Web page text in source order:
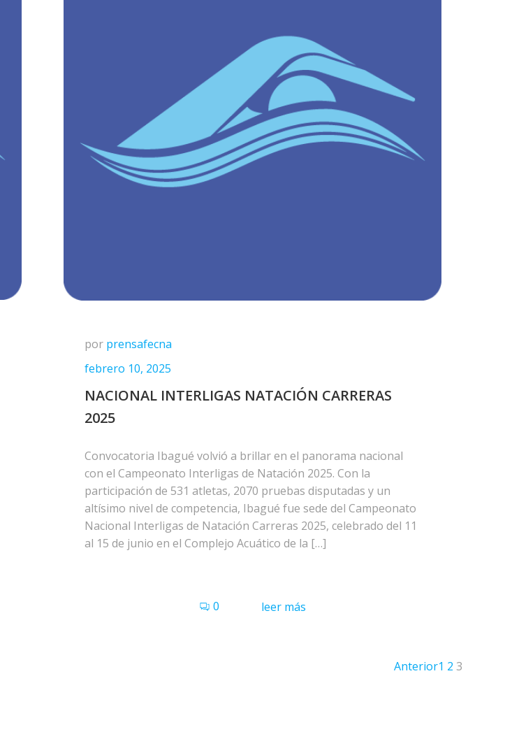
por prensafecna
febrero 10, 2025
NACIONAL INTERLIGAS NATACIÓN CARRERAS
2025
Convocatoria Ibagué volvió a brillar en el panorama nacional
con el Campeonato Interligas de Natación 2025. Con la
participación de 531 atletas, 2070 pruebas disputadas y un
altísimo nivel de competencia, Ibagué fue sede del Campeonato
Nacional Interligas de Natación Carreras 2025, celebrado del 11
al 15 de junio en el Complejo Acuático de la […]
0 leer más
Anterior1 2 3